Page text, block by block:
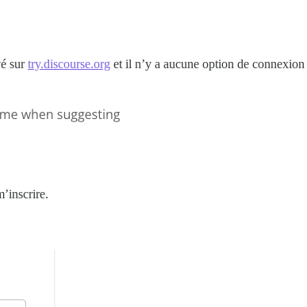
surtry.discourse.org et il n’y a aucune option de